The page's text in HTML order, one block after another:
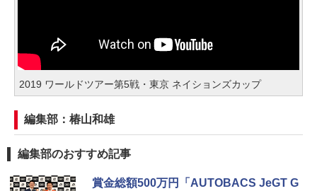
2019 ワールドツアー第5戦・東京 ネイションズカップ
編集部：椿山和雄
編集部のおすすめ記事
賞金総額500万円「AUTOBACS JeGT G